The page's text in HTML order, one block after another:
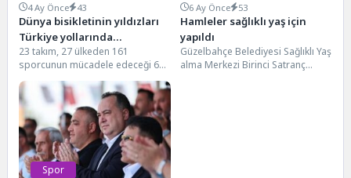
4 Ay Önce 43
Dünya bisikletinin yıldızları
Türkiye yollarında…
23 takım, 27 ülkeden 161
sporcunun mücadele edeceği 61.
Cumhurbaşkanlığı Türkiye Bisiklet
Turu, 26 Nisan-3...
6 Ay Önce 53
Hamleler sağlıklı yaş için
yapıldı
Güzelbahçe Belediyesi Sağlıklı Yaş
alma Merkezi Birinci Satranç
Spor